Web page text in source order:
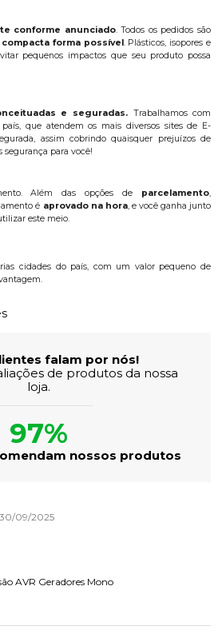
conforme anunciado. Todos os pedidos são
forma possível . Plásticos, isopores e
pequenos impactos que seu produto possa
e seguradas. Trabalhamos com
que atendem os mais diversos sites de E-
assim cobrindo quaisquer prejuízos de
segurança para você!
Além das opções de parcelamento,
é aprovado na hora, e você ganha junto
este meio.
cidades do país, com um valor pequeno de
falam por nós!
de produtos da nossa
loja.
97%
nossos produtos
30/09/2025
AVR Geradores Mono